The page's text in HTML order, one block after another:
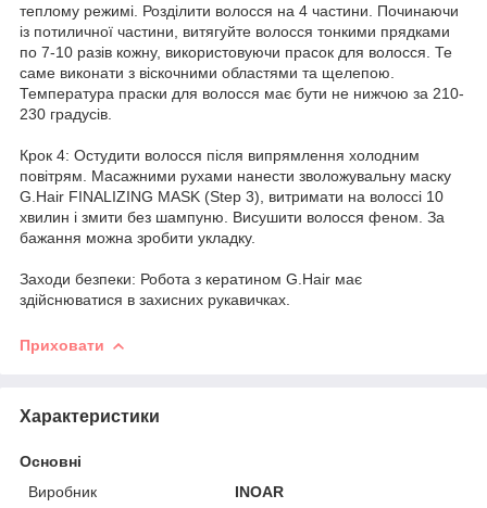
теплому режимі. Розділити волосся на 4 частини. Починаючи
із потиличної частини, витягуйте волосся тонкими прядками
по 7-10 разів кожну, використовуючи прасок для волосся. Те
саме виконати з віскочними областями та щелепою.
Температура праски для волосся має бути не нижчою за 210-
230 градусів.
Крок 4: Остудити волосся після випрямлення холодним
повітрям. Масажними рухами нанести зволожувальну маску
G.Hair FINALIZING MASK (Step 3), витримати на волоссі 10
хвилин і змити без шампуню. Висушити волосся феном. За
бажання можна зробити укладку.
Заходи безпеки: Робота з кератином G.Hair має
здійснюватися в захисних рукавичках.
Приховати
Характеристики
Основні
Виробник
INOAR